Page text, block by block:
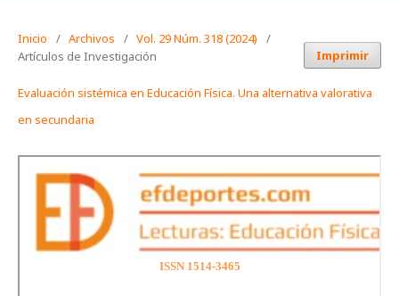
Inicio / Archivos / Vol. 29 Núm. 318 (2024)
/
Artículos de Investigación
Imprimir
Evaluación sistémica en Educación Física. Una alternativa valorativa
en secundaria